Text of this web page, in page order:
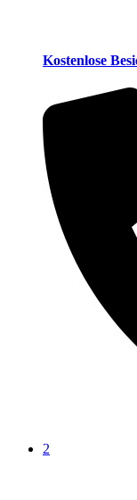
Kostenlose
2